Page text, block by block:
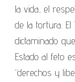
la vida, el
de la tortura.
dictaminado
Estado al feto
“derechos y